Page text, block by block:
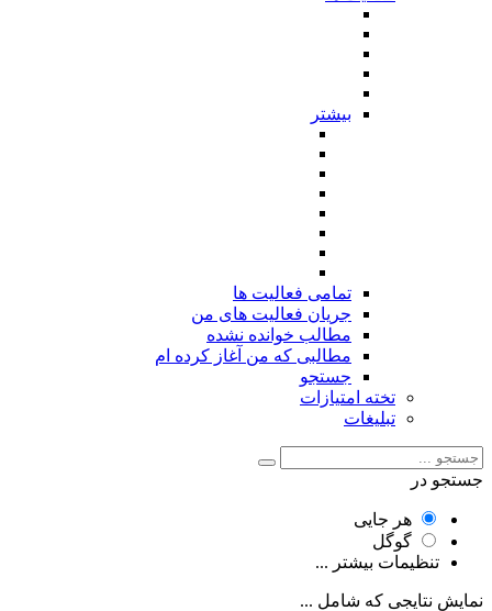
بیشتر
تمامی فعالیت ها
جریان فعالیت های من
مطالب خوانده نشده
مطالبی که من آغاز کرده ام
جستجو
تخته امتیازات
تبلیغات
جستجو در
هر جایی
گوگل
تنظیمات بیشتر ...
نمایش نتایجی که شامل ...